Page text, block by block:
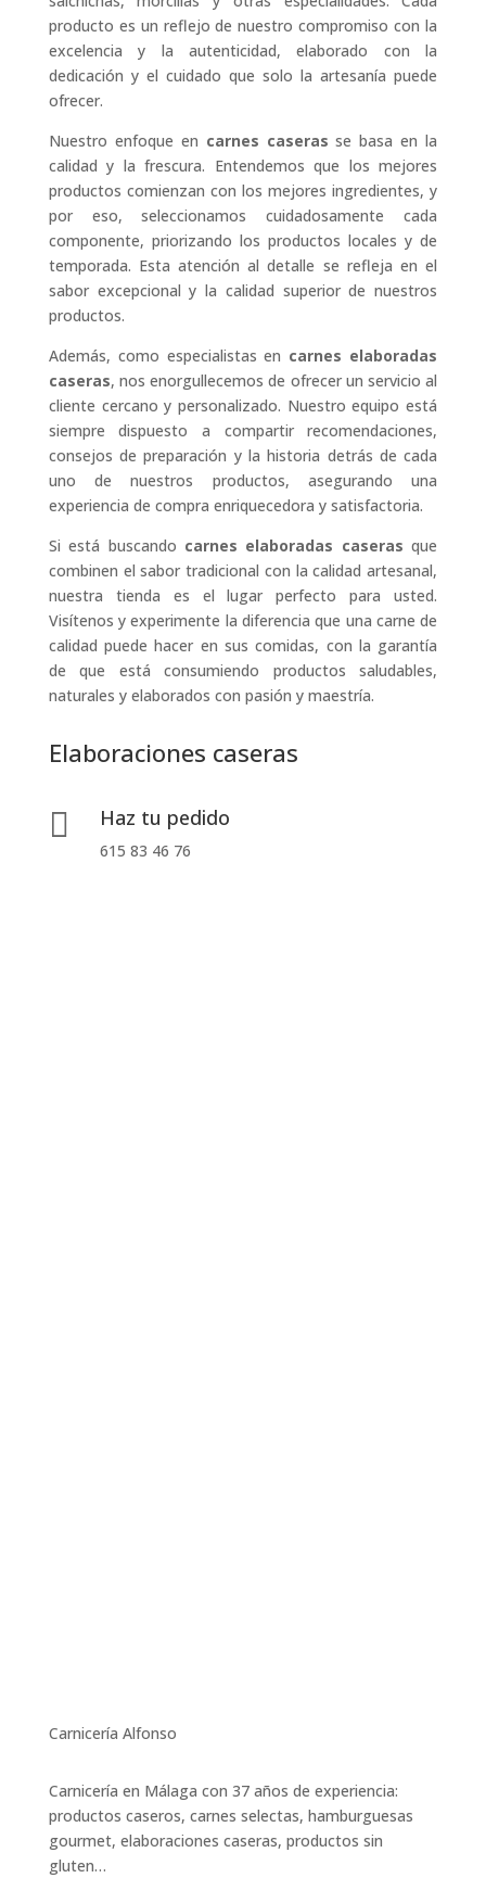
producto es un reflejo de nuestro compromiso con la
excelencia y la autenticidad, elaborado con la
dedicación y el cuidado que solo la artesanía puede
ofrecer.
Nuestro enfoque en carnes caseras se basa en la
calidad y la frescura. Entendemos que los mejores
productos comienzan con los mejores ingredientes, y
por eso, seleccionamos cuidadosamente cada
componente, priorizando los productos locales y de
temporada. Esta atención al detalle se refleja en el
sabor excepcional y la calidad superior de nuestros
productos.
Además, como especialistas en carnes elaboradas
caseras, nos enorgullecemos de ofrecer un servicio al
cliente cercano y personalizado. Nuestro equipo está
siempre dispuesto a compartir recomendaciones,
consejos de preparación y la historia detrás de cada
uno de nuestros productos, asegurando una
experiencia de compra enriquecedora y satisfactoria.
Si está buscando carnes elaboradas caseras que
combinen el sabor tradicional con la calidad artesanal,
nuestra tienda es el lugar perfecto para usted.
Visítenos y experimente la diferencia que una carne de
calidad puede hacer en sus comidas, con la garantía
de que está consumiendo productos saludables,
naturales y elaborados con pasión y maestría.
Elaboraciones caseras
 Haz tu pedido
615 83 46 76
Carnicería Alfonso
Carnicería en Málaga con 37 años de experiencia:
productos caseros, carnes selectas, hamburguesas
gourmet, elaboraciones caseras, productos sin
gluten…